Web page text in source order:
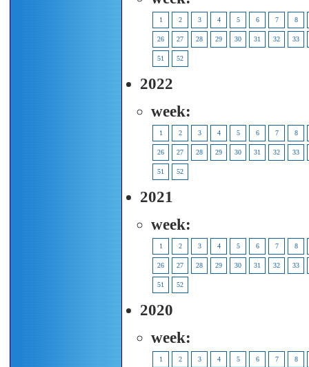
1 2 3 4 5 6 7 8
26 27 28 29 30 31 32 33
51 52
2022
week:
1 2 3 4 5 6 7 8
26 27 28 29 30 31 32 33
51 52
2021
week:
1 2 3 4 5 6 7 8
26 27 28 29 30 31 32 33
51 52
2020
week:
1 2 3 4 5 6 7 8